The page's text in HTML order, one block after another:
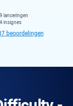
9 lanceringen
4 insignes
beoordelingen